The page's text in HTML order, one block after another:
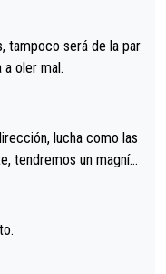
Enric Más en San Seb
mejoría, podríamos ten
tampoco será de la par
oler mal.
lucha como las
tendremos un magnífi